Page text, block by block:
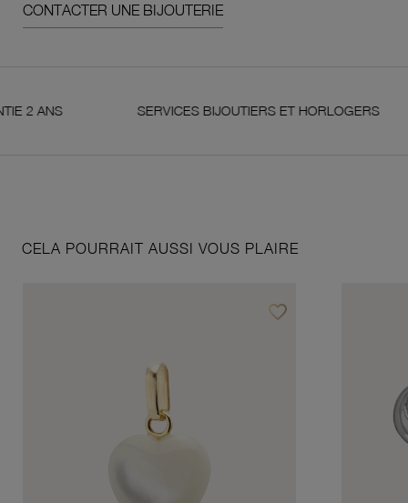
CONTACTER UNE BIJOUTERIE
SERVICES BIJOUTIERS ET HORLOGERS
CELA POURRAIT AUSSI VOUS PLAIRE
favorite_borderAjouter à vos favoris